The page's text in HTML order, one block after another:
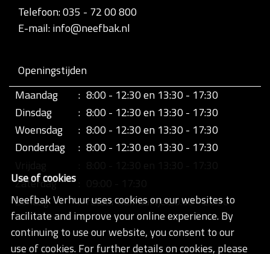
Telefoon: 035 - 72 00 800
E-mail: info@neefbak.nl
Openingstijden
Maandag
: 8:00 - 12:30 en 13:30 - 17:30
Dinsdag
: 8:00 - 12:30 en 13:30 - 17:30
Woensdag
: 8:00 - 12:30 en 13:30 - 17:30
Donderdag
: 8:00 - 12:30 en 13:30 - 17:30
Zaterdag
Zondag
: retour half uurtje 20:00 - 20:30
Use of cookies
Neefbak Verhuur uses cookies on our websites to
facilitate and improve your online experience. By
continuing to use our website, you consent to our
use of cookies. For further details on cookies, please